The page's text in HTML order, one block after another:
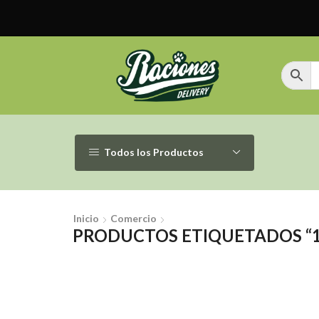
Todos los Productos
Inicio Comercio
PRODUCTOS ETIQUETADOS